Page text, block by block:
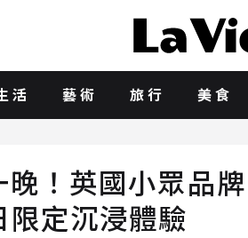
活 藝術 旅行 美食
！英國小眾品
定沉浸體驗